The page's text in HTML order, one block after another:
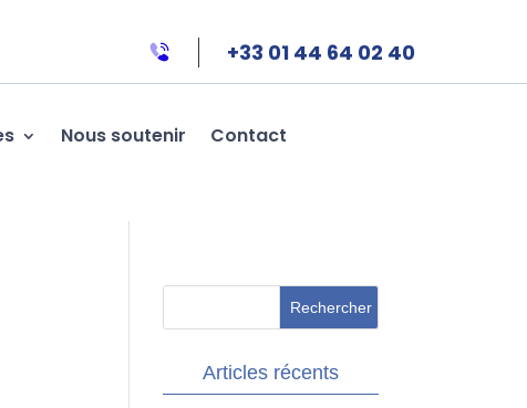
+33 01 44 64 02 40
Nous soutenir Contact
Articles récents